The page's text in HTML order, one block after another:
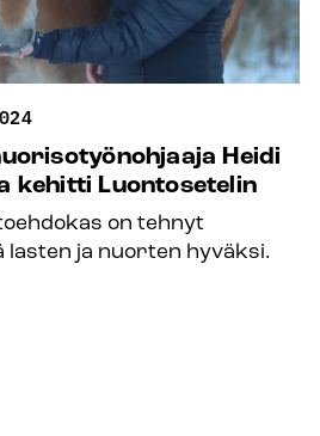
Heidi
kehitti Luontosetelin
on tehnyt
ja nuorten hyväksi.